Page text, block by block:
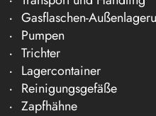
Gasflaschen-
Pumpen
Trichter
Lagercontainer
Reinigungsgefäße
Zapfhähne